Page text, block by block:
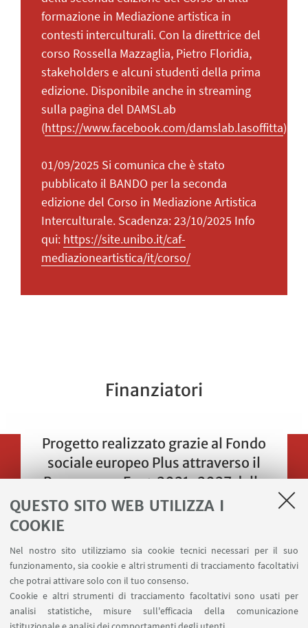
QUESTO SITO WEB UTILIZZA I
COOKIE
Nel nostro sito utilizziamo sia cookie tecnici necessari per il suo
funzionamento, sia cookie e altri strumenti di tracciamento facoltativi
che potrai attivare solo con il tuo consenso.
Cookie e altri strumenti di tracciamento facoltativi sono usati per
analisi statistiche, misure sull'efficacia della comunicazione
formazione in Mediazione artistica in
contesti interculturali. Con la direttrice del
corso Rossella Mazzaglia, Pietro Floridia,
stakeholders e alcuni studenti della prima
edizione. Disponibile anche in streaming
sulla pagina del DAMSLab
(https://www.facebook.com/damslab.lasoffitta)
01/09/2025 Si comunica che è stato
pubblicato il BANDO per la seconda
edizione del Corso in Mediazione Artistica
Interculturale. Scadenza: 23/10/2025 Info
qui: https://site.unibo.it/caf-
mediazioneartistica/it/corso/
Finanziatori
Progetto realizzato grazie al Fondo
sociale europeo Plus attraverso il
Programma Fse+ 2021-2027 della
Regione Emilia-Romagna.